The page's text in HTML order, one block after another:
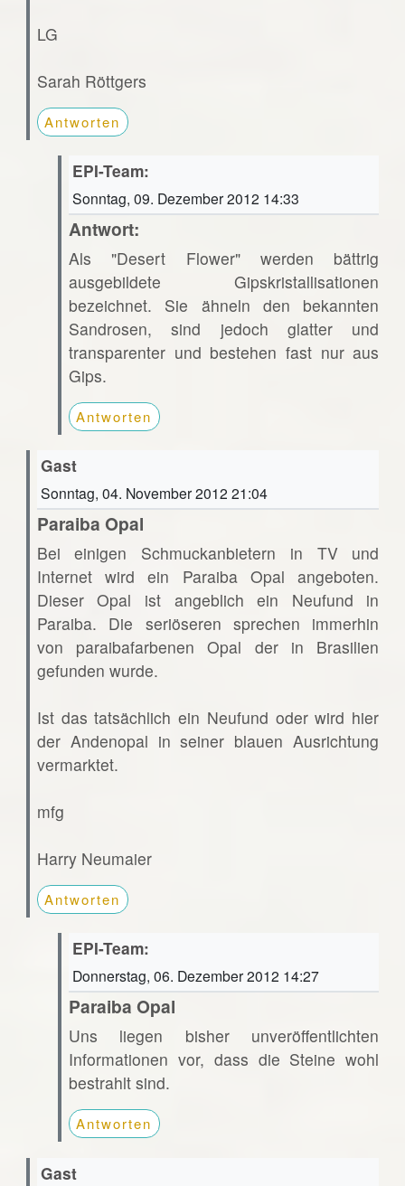
LG
Sarah Röttgers
Antworten
EPI-Team:
Sonntag, 09. Dezember 2012 14:33
Antwort:
Als "Desert Flower" werden bättrig
ausgebildete Gipskristallisationen
bezeichnet. Sie ähneln den bekannten
Sandrosen, sind jedoch glatter und
transparenter und bestehen fast nur aus
Gips.
Antworten
Gast
Sonntag, 04. November 2012 21:04
Paraiba Opal
Bei einigen Schmuckanbietern in TV und
Internet wird ein Paraiba Opal angeboten.
Dieser Opal ist angeblich ein Neufund in
Paraiba. Die seriöseren sprechen immerhin
von paraibafarbenen Opal der in Brasilien
gefunden wurde.
Ist das tatsächlich ein Neufund oder wird hier
der Andenopal in seiner blauen Ausrichtung
vermarktet.
mfg
Harry Neumaier
Antworten
EPI-Team:
Donnerstag, 06. Dezember 2012 14:27
Paraiba Opal
Uns liegen bisher unveröffentlichten
Informationen vor, dass die Steine wohl
bestrahlt sind.
Antworten
Gast